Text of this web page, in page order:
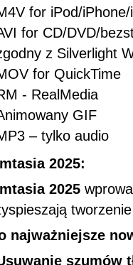
for iPod/iPhone/
for CD/DVD/
z Silverlight
for QuickTime
- RealMedia
GIF
– tylko audio
2025:
2025
najważniejsze
szumów